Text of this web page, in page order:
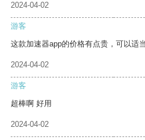
2024-04-02
游客
这款加速器app的价格有点贵，可以适
2024-04-02
游客
超棒啊 好用
2024-04-02